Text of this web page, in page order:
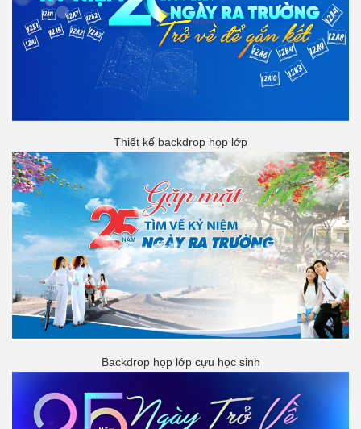
Thiết kế backdrop họp lớp
Backdrop họp lớp cựu học sinh